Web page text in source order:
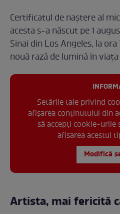
Certificatul de naștere al
acesta s-a născut pe 1
Sinai din Los Angeles, la ora
nouă rază de lumină în
Setările tale privind
afișarea conținutului din
să accepți cookie-urile
afisarea acestui
Modifică
Artista, mai fericită